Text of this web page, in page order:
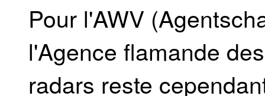
Pour l'AWV
l'Agence flamande
radars reste